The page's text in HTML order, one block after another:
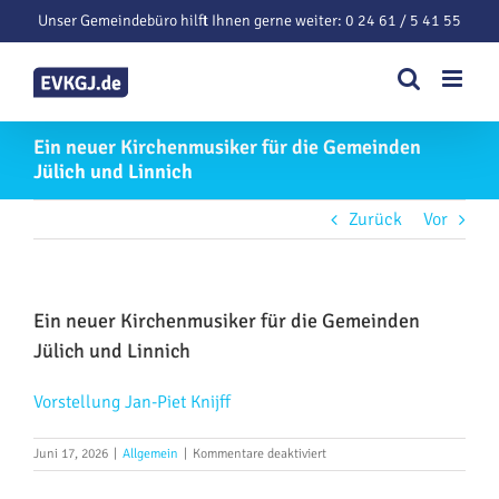
Inhalt
springen
Unser Gemeindebüro hilft Ihnen gerne weiter: 0 24 61 / 5 41 55
Ein neuer Kirchenmusiker für die Gemeinden
Jülich und Linnich
Zurück Vor
Ein neuer Kirchenmusiker für die Gemeinden
Jülich und Linnich
Vorstellung Jan-Piet Knijff
Juni 17, 2026 | Allgemein | Kommentare deaktiviertfür
Ein